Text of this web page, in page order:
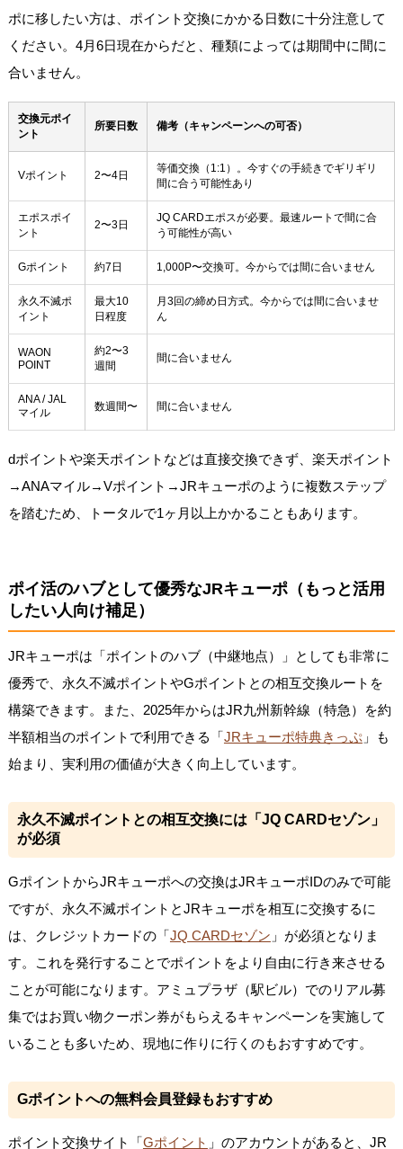
ポに移したい方は、ポイント交換にかかる日数に十分注意して
ください。4月6日現在からだと、種類によっては期間中に間に
合いません。
交換元ポイ
ント
所要日数 備考（キャンペーンへの可否）
Vポイント 2〜4日
等価交換（1:1）。今すぐの手続きでギリギリ
間に合う可能性あり
エポスポイ
ント
2〜3日
JQ CARDエポスが必要。最速ルートで間に合
う可能性が高い
Gポイント 約7日 1,000P〜交換可。今からでは間に合いません
永久不滅ポ
イント
最大10
日程度
月3回の締め日方式。今からでは間に合いませ
ん
WAON
POINT
約2〜3
週間
間に合いません
ANA / JAL
マイル
数週間〜 間に合いません
dポイントや楽天ポイントなどは直接交換できず、楽天ポイント
→ANAマイル→Vポイント→JRキューポのように複数ステップ
を踏むため、トータルで1ヶ月以上かかることもあります。
ポイ活のハブとして優秀なJRキューポ（もっと活用
したい人向け補足）
JRキューポは「ポイントのハブ（中継地点）」としても非常に
優秀で、永久不滅ポイントやGポイントとの相互交換ルートを
構築できます。また、2025年からはJR九州新幹線（特急）を約
半額相当のポイントで利用できる「 JRキューポ特典きっぷ」も
始まり、実利用の価値が大きく向上しています。
永久不滅ポイントとの相互交換には「JQ CARDセゾン」
が必須
GポイントからJRキューポへの交換はJRキューポIDのみで可能
ですが、永久不滅ポイントとJRキューポを相互に交換するに
は、クレジットカードの「 JQ CARDセゾン 」が必須となりま
す。これを発行することでポイントをより自由に行き来させる
ことが可能になります。アミュプラザ（駅ビル）でのリアル募
集ではお買い物クーポン券がもらえるキャンペーンを実施して
いることも多いため、現地に作りに行くのもおすすめです。
Gポイントへの無料会員登録もおすすめ
ポイント交換サイト「 Gポイント 」のアカウントがあると、JR